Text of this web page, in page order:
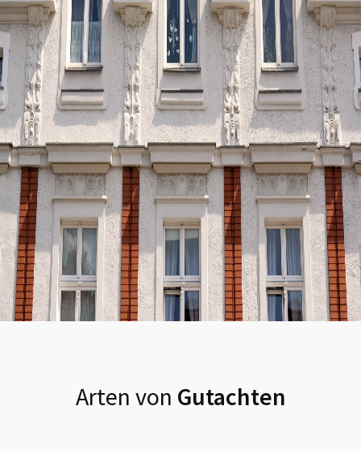
Arten von Gutachten